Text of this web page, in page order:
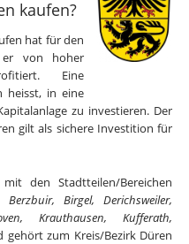
kaufen?
hat für den
er von hoher
Eine
heisst, in eine
zu investieren. Der
gilt als sichere Investition für
den Stadtteilen/Bereichen
Birgel, Derichsweiler,
Krauthausen, Kufferath,
gehört zum Kreis/Bezirk Düren